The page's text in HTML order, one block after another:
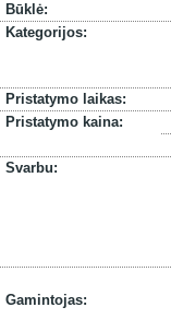
Būklė:
Kategorijos:
Pristatymo laikas:
Pristatymo kaina:
Svarbu:
Gamintojas: